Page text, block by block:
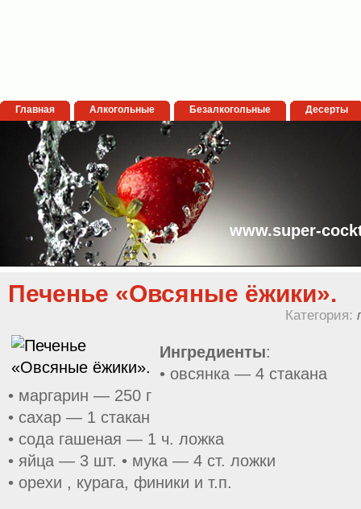
Главная Алкогольные Безалкогольные Десерты
www.super-
Печенье «Овсяные ёжики».
Категория:
Ингредиенты:
• овсянка — 4 стакана
• маргарин — 250 г
• сахар — 1 стакан
• сода гашеная — 1 ч. ложка
• яйца — 3 шт. • мука — 4 ст. ложки
• орехи , курага, финики и т.п.